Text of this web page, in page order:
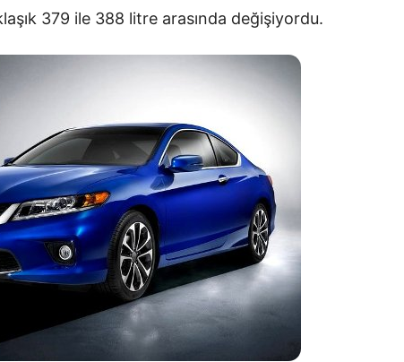
379 ile 388 litre arasında değişiyordu.